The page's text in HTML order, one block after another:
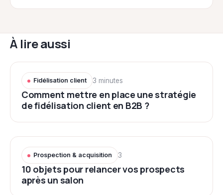
À lire aussi
Fidélisation client 3 minutes
Comment mettre en place une stratégie
de fidélisation client en B2B ?
Prospection & acquisition 3
10 objets pour relancer vos prospects
après un salon